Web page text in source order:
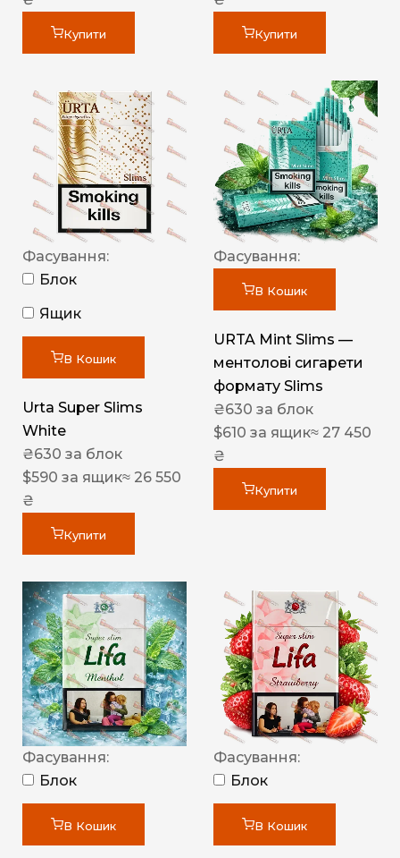
Купити Купити
Фасування:
Блок
Ящик
В Кошик
Urta Super Slims
White
₴630 за блок
$590 за ящик≈ 26 550
₴
Купити
Фасування:
В Кошик
URTA Mint Slims —
ментолові сигарети
формату Slims
₴630 за блок
$610 за ящик≈ 27 450
₴
Купити
Фасування:
Блок
В Кошик
Фасування:
Блок
В Кошик